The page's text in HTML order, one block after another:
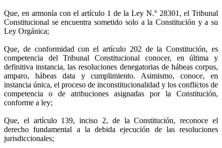
Que, en armonía con el artículo 1 de la Ley N.° 28301, el Tribunal
Constitucional se encuentra sometido solo a la Constitución y a su
Ley Orgánica;
Que, de conformidad con el artículo 202 de la Constitución, es
competencia del Tribunal Constitucional conocer, en última y
definitiva instancia, las resoluciones denegatorias de hábeas corpus,
amparo, hábeas data y cumplimiento. Asimismo, conoce, en
instancia única, el proceso de inconstitucionalidad y los conflictos de
competencia o de atribuciones asignadas por la Constitución,
conforme a ley;
Que, el artículo 139, inciso 2, de la Constitución, reconoce el
derecho fundamental a la debida ejecución de las resoluciones
jurisdiccionales;